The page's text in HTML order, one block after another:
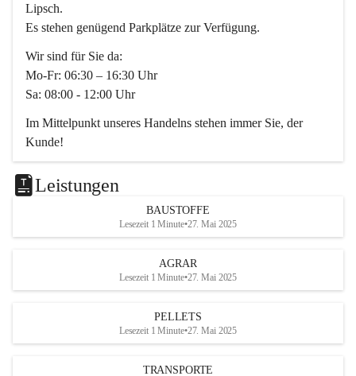
Lipsch.
Es stehen genügend Parkplätze zur Verfügung.
Wir sind für Sie da:
Mo-Fr: 06:30 – 16:30 Uhr
Sa: 08:00 - 12:00 Uhr
Im Mittelpunkt unseres Handelns stehen immer Sie, der
Kunde!
Das Team ist freundlich, motiviert und bestens geschult in
den Bereichen
Beratung, Lager sowie Transport. Für alle Ihre Anliegen
finden wir eine individuelle Lösung.
office@mayer-lipsch.at
Leistungen
BAUSTOFFE
Lesezeit 1 Minute•27. Mai 2025
AGRAR
Lesezeit 1 Minute•27. Mai 2025
PELLETS
Lesezeit 1 Minute•27. Mai 2025
TRANSPORTE